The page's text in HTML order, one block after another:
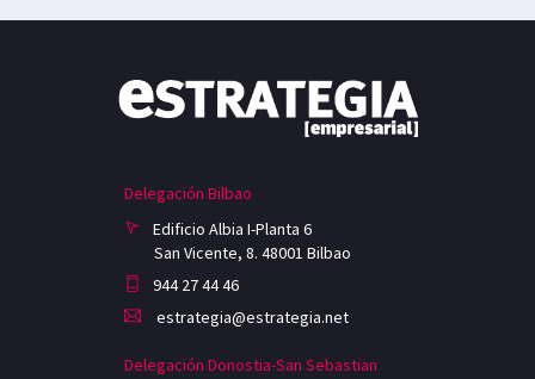
Delegación Bilbao
Edificio Albia I-Planta 6
San Vicente, 8. 48001 Bilbao
944 27 44 46
estrategia@estrategia.net
Delegación Donostia-San Sebastian